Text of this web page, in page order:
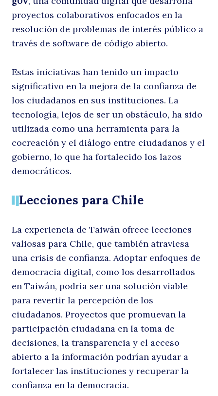
proyectos colaborativos enfocados en la
resolución de problemas de interés público a
través de software de código abierto.
Estas iniciativas han tenido un impacto
significativo en la mejora de la confianza de
los ciudadanos en sus instituciones. La
tecnología, lejos de ser un obstáculo, ha sido
utilizada como una herramienta para la
cocreación y el diálogo entre ciudadanos y el
gobierno, lo que ha fortalecido los lazos
democráticos.
Lecciones para Chile
La experiencia de Taiwán ofrece lecciones
valiosas para Chile, que también atraviesa
una crisis de confianza. Adoptar enfoques de
democracia digital, como los desarrollados
en Taiwán, podría ser una solución viable
para revertir la percepción de los
ciudadanos. Proyectos que promuevan la
participación ciudadana en la toma de
decisiones, la transparencia y el acceso
abierto a la información podrían ayudar a
fortalecer las instituciones y recuperar la
confianza en la democracia.